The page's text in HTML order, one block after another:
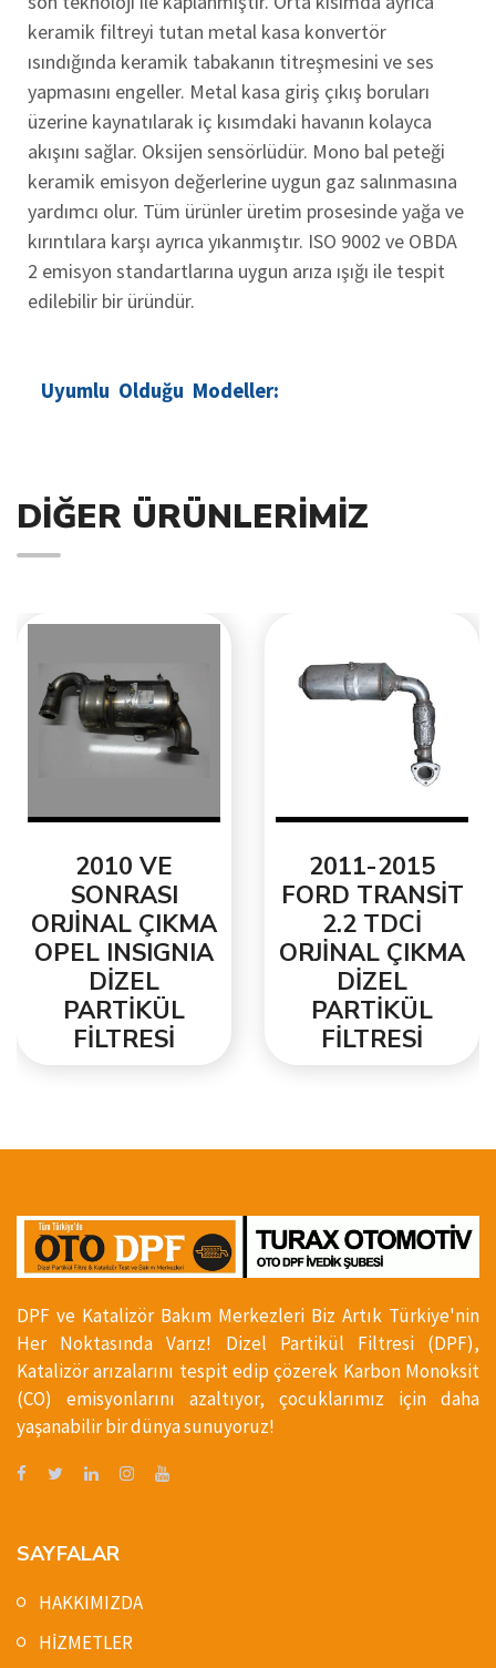
keramik filtreyi tutan metal kasa konvertör
ısındığında keramik tabakanın titreşmesini ve ses
yapmasını engeller. Metal kasa giriş çıkış boruları
üzerine kaynatılarak iç kısımdaki havanın kolayca
akışını sağlar. Oksijen sensörlüdür. Mono bal peteği
keramik emisyon değerlerine uygun gaz salınmasına
yardımcı olur. Tüm ürünler üretim prosesinde yağa ve
kırıntılara karşı ayrıca yıkanmıştır. ISO 9002 ve OBDA
2 emisyon standartlarına uygun arıza ışığı ile tespit
edilebilir bir üründür.
Uyumlu Olduğu Modeller:
DIĞER ÜRÜNLERIMIZ
2010 VE
SONRASI
ORJİNAL ÇIKMA
OPEL INSIGNIA
DİZEL
PARTİKÜL
FİLTRESİ
2011-2015
FORD TRANSİT
2.2 TDCİ
ORJİNAL ÇIKMA
DİZEL
PARTİKÜL
FİLTRESİ
DPF ve Katalizör Bakım Merkezleri Biz Artık Türkiye'nin
Her Noktasında Varız! Dizel Partikül Filtresi (DPF),
Katalizör arızalarını tespit edip çözerek Karbon Monoksit
(CO) emisyonlarını azaltıyor, çocuklarımız için daha
yaşanabilir bir dünya sunuyoruz!
SAYFALAR
HAKKIMIZDA
HİZMETLER